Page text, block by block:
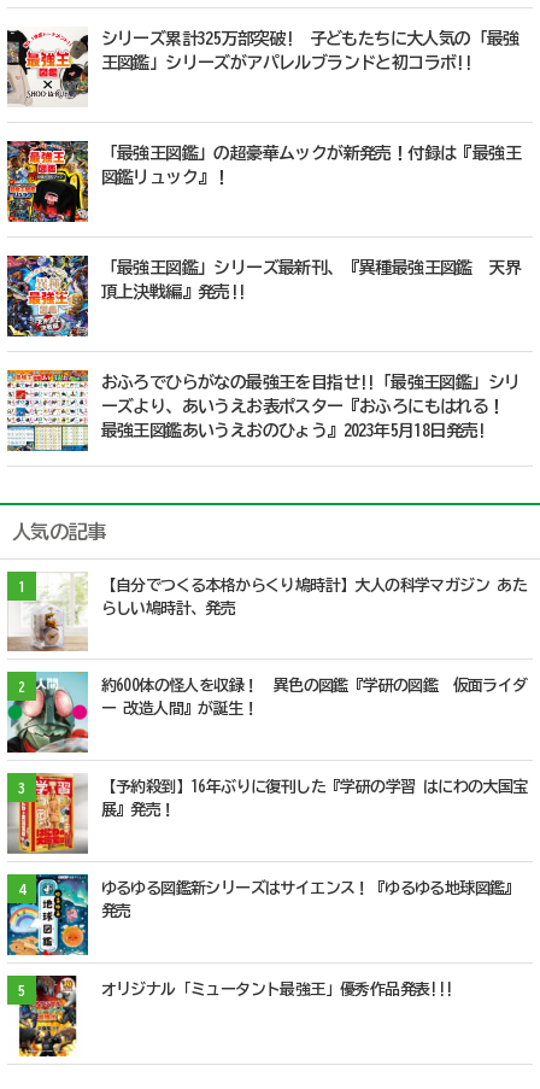
シリーズ累計325万部突破! 子どもたちに大人気の「最強
王図鑑」シリーズがアパレルブランドと初コラボ!!
「最強王図鑑」の超豪華ムックが新発売！付録は『最強王
図鑑リュック』！
「最強王図鑑」シリーズ最新刊、『異種最強王図鑑 天界
頂上決戦編』発売!!
おふろでひらがなの最強王を目指せ!!「最強王図鑑」シリ
ーズより、あいうえお表ポスター『おふろにもはれる！
最強王図鑑あいうえおのひょう』2023年5月18日発売!
人気の記事
1
【自分でつくる本格からくり鳩時計】大人の科学マガジン あた
らしい鳩時計、発売
2
約600体の怪人を収録！ 異色の図鑑『学研の図鑑 仮面ライダ
ー 改造人間』が誕生！
3
【予約殺到】16年ぶりに復刊した『学研の学習 はにわの大国宝
展』発売！
4
ゆるゆる図鑑新シリーズはサイエンス！『ゆるゆる地球図鑑』
発売
5 オリジナル「ミュータント最強王」優秀作品発表!!!